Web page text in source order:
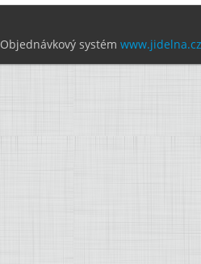
Objednávkový systém www.jidelna.cz